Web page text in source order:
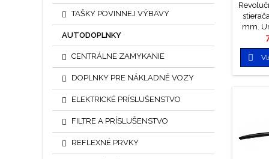
TAŠKY POVINNEJ VÝBAVY
AUTODOPLNKY
CENTRÁLNE ZAMYKANIE
DOPLNKY PRE NÁKLADNÉ VOZY
ELEKTRICKÉ PRÍSLUŠENSTVO
FILTRE A PRÍSLUŠENSTVO
REFLEXNÉ PRVKY
mm.
vďaka
